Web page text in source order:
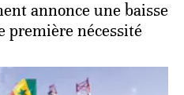
annonce une baisse
première nécessité